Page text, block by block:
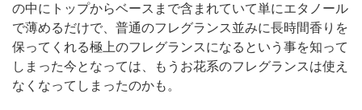
の中にトップからベースまで含まれていて単にエタノール
で薄めるだけで、普通のフレグランス並みに長時間香りを
保ってくれる極上のフレグランスになるという事を知って
しまった今となっては、もうお花系のフレグランスは使え
なくなってしまったのかも。